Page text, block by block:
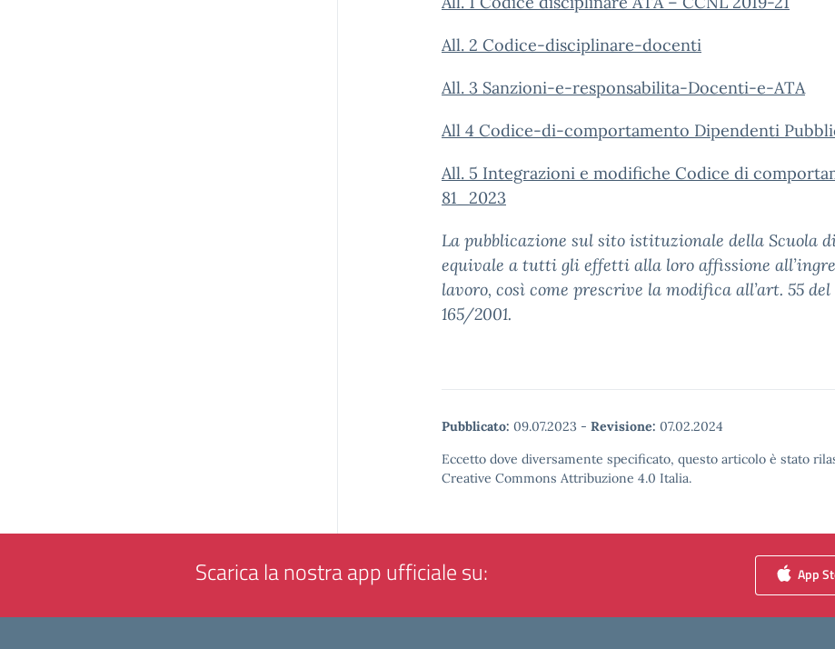
All. 2 Codice-disciplinare-docenti
All. 3 Sanzioni-e-responsabilita-Docenti-e-ATA
All 4 Codice-di-comportamento Dipendenti
All. 5 Integrazioni e modifiche Codice di
81_2023
La pubblicazione sul sito istituzionale della Scuola
equivale a tutti gli effetti alla loro affissione
lavoro, così come prescrive la modifica all’art. 55 del
165/2001.
Pubblicato: 09.07.2023 - Revisione: 07.02.2024
Eccetto dove diversamente specificato, questo articolo è stato
Creative Commons Attribuzione 4.0 Italia.
Scarica la nostra app ufficiale su: App